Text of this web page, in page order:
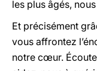
les plus âgés,
Et précisément
vous affrontez
notre cœur.